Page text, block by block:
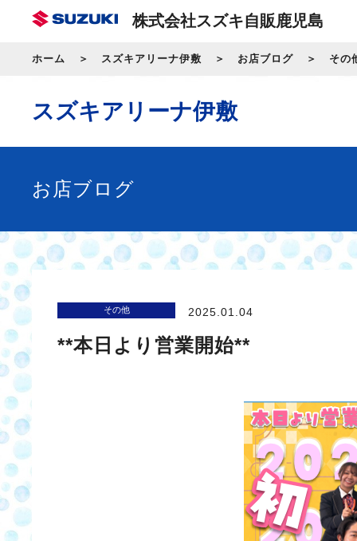
株式会社スズキ自販鹿児島
ホーム スズキアリーナ伊敷 お店ブログ その
スズキアリーナ伊敷
お店ブログ
その他 2025.01.04
**本日より営業開始**